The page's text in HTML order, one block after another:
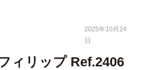
2025年10月24
日
ィリップ Ref.2406